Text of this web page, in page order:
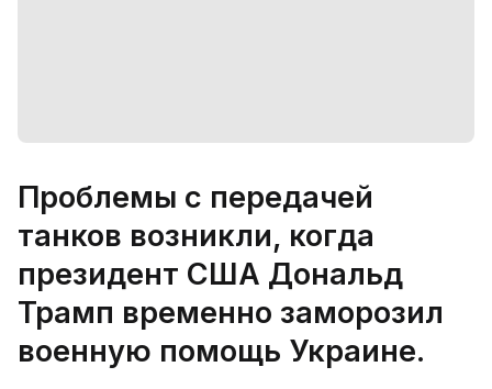
Проблемы с передачей
танков возникли, когда
президент США Дональд
Трамп временно заморозил
военную помощь Украине.